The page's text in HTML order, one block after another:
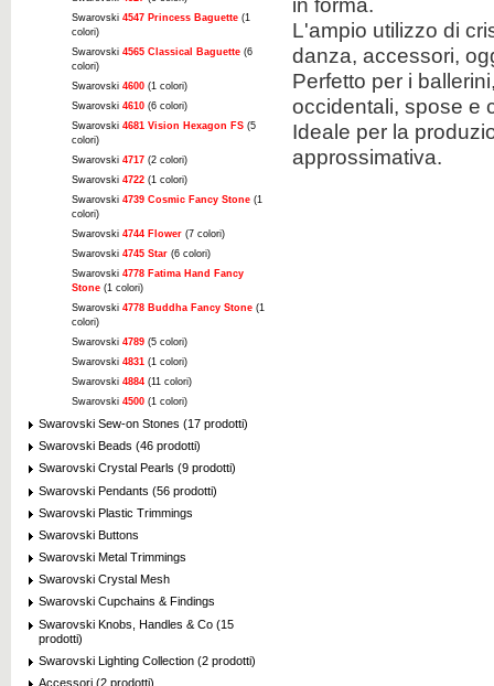
Swarovski 4547 Princess Baguette (1
colori)
Swarovski 4565 Classical Baguette (6
colori)
Swarovski 4600 (1 colori)
Swarovski 4610 (6 colori)
Swarovski 4681 Vision Hexagon FS (5
colori)
Swarovski 4717 (2 colori)
Swarovski 4722 (1 colori)
Swarovski 4739 Cosmic Fancy Stone (1
colori)
Swarovski 4744 Flower (7 colori)
Swarovski 4745 Star (6 colori)
Swarovski 4778 Fatima Hand Fancy
Stone (1 colori)
Swarovski 4778 Buddha Fancy Stone (1
colori)
Swarovski 4789 (5 colori)
Swarovski 4831 (1 colori)
Swarovski 4884 (11 colori)
Swarovski 4500 (1 colori)
Swarovski Sew-on Stones (17 prodotti)
Swarovski Beads (46 prodotti)
Swarovski Crystal Pearls (9 prodotti)
Swarovski Pendants (56 prodotti)
Swarovski Plastic Trimmings
Swarovski Buttons
Swarovski Metal Trimmings
Swarovski Crystal Mesh
Swarovski Cupchains & Findings
Swarovski Knobs, Handles & Co (15
prodotti)
Swarovski Lighting Collection (2 prodotti)
Accessori (2 prodotti)
L'ampio utilizzo di
danza, accessori,
Perfetto per i
occidentali, spose e
Ideale per la
approssimativa.